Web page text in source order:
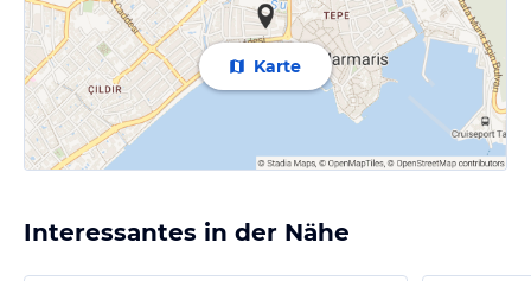
Karte
Interessantes in der Nähe